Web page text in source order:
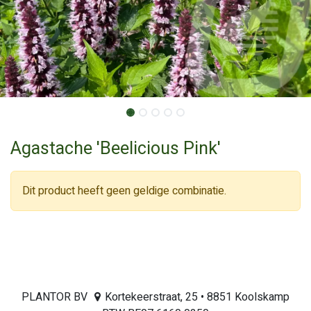
Agastache 'Beelicious Pink'
Dit product heeft geen geldige combinatie.
PLANTOR BV
Kortekeerstraat, 25 • 8851 Koolskamp